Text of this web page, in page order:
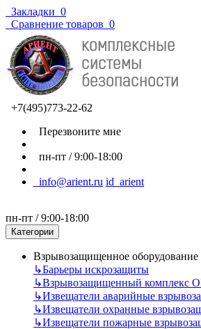
Закладки 0
Сравнение товаров 0
+7(495)773-22-62
Перезвоните мне
пн-пт / 9:00-18:00
info@arient.ru id_arient
пн-пт / 9:00-18:00
Категории
Взрывозащищенное оборудование
↳Барьеры искрозащиты
↳Взрывозащищенный комплекс
↳Извещатели аварийные
↳Извещатели охранные
↳Извещатели пожарные